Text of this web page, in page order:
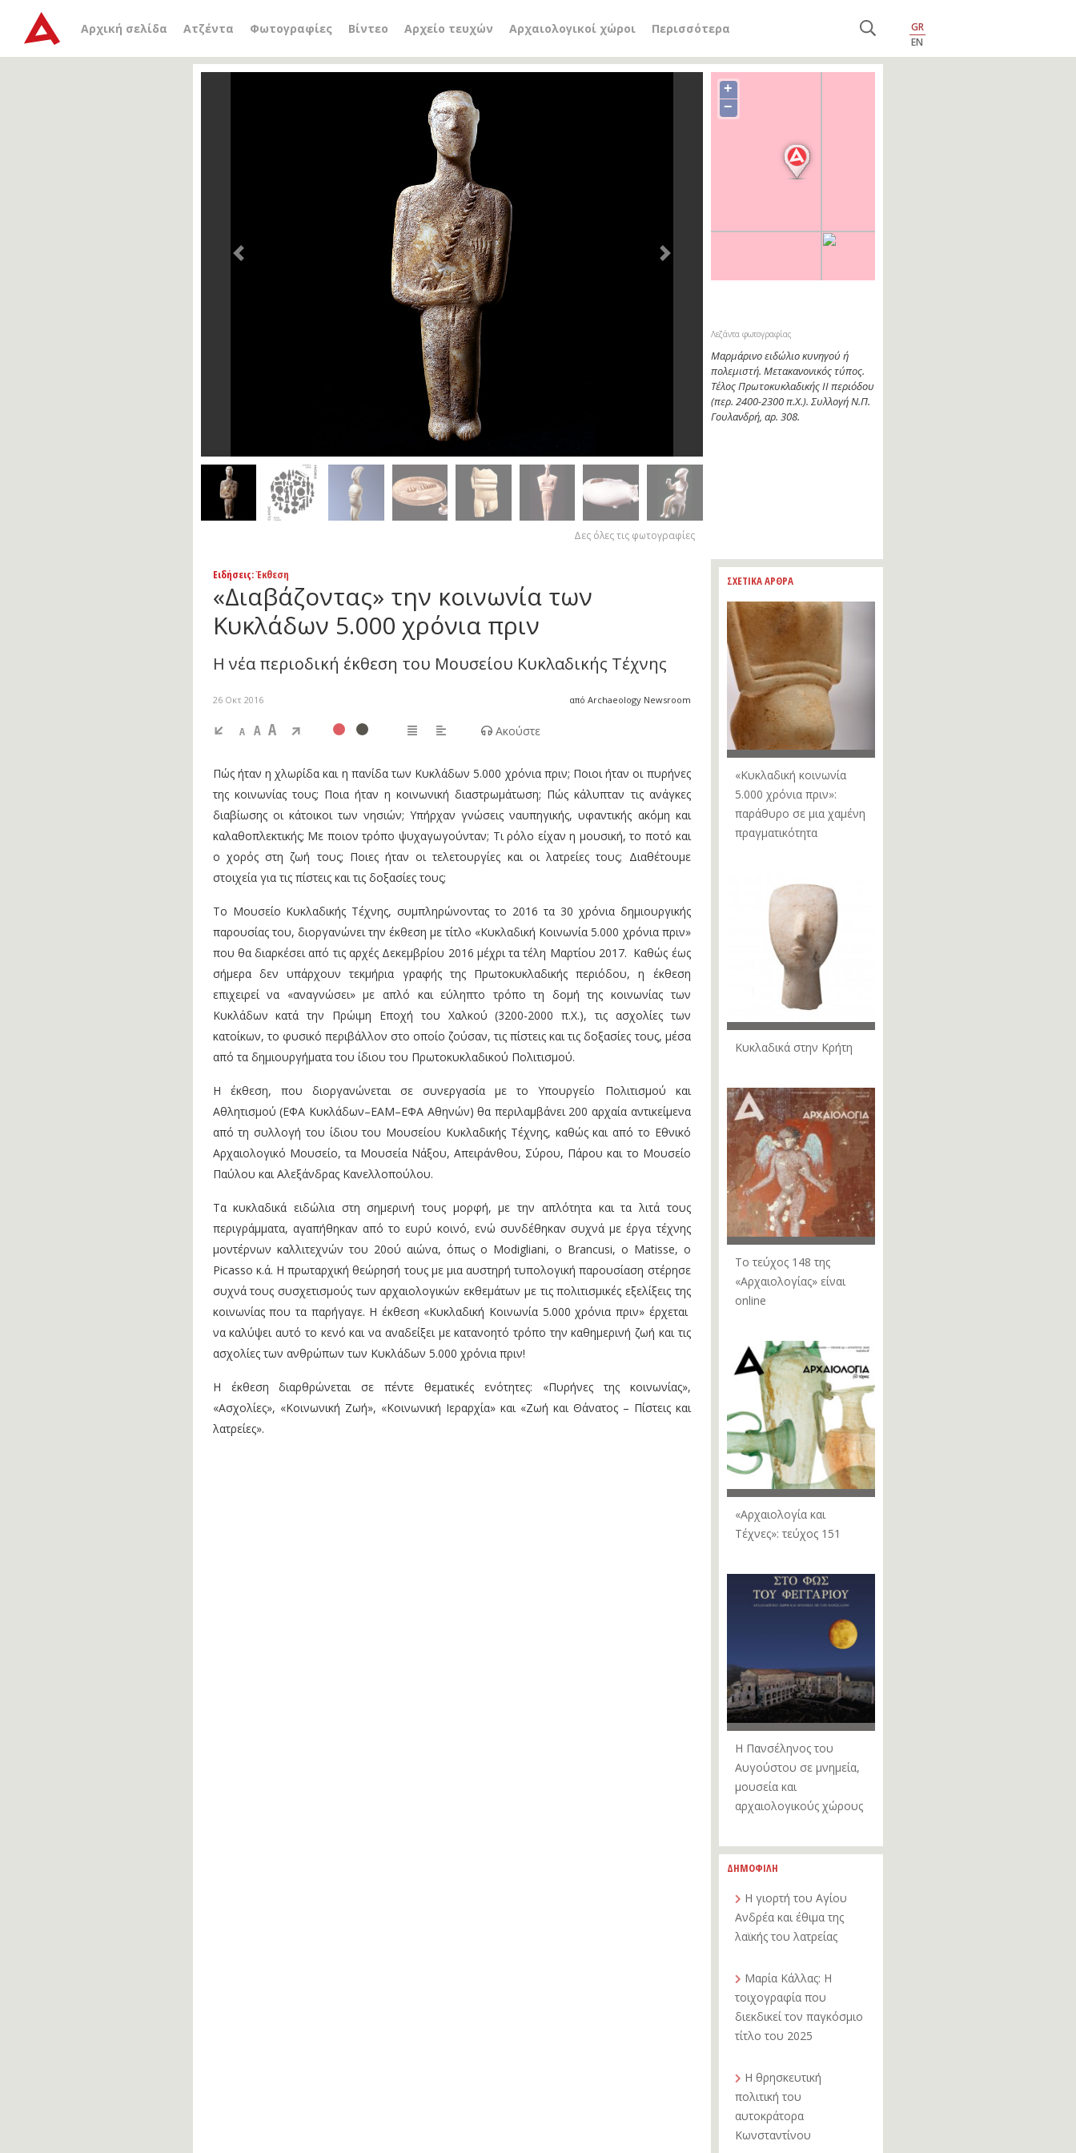
Αρχική σελίδα Ατζέντα Φωτογραφίες Βίντεο Αρχείο τευχών Αρχαιολογικοί χώροι Περισσότερα
GR
EN
Previous Next
Δες όλες τις φωτογραφίες
+
−
Λεζάντα φωτογραφίας
Μαρμάρινο ειδώλιο κυνηγού ή
πολεμιστή. Μετακανονικός τύπος.
Τέλος Πρωτοκυκλαδικής ΙΙ περιόδου
(περ. 2400-2300 π.Χ.). Συλλογή Ν.Π.
Γουλανδρή, αρ. 308.
Ειδήσεις: Έκθεση
«Διαβάζοντας» την κοινωνία των
Κυκλάδων 5.000 χρόνια πριν
Η νέα περιοδική έκθεση του Μουσείου Κυκλαδικής Τέχνης
26 Οκτ 2016 από Archaeology Newsroom
A A A Ακούστε
Πώς ήταν η χλωρίδα και η πανίδα των Κυκλάδων 5.000 χρόνια πριν; Ποιοι ήταν οι πυρήνες
της κοινωνίας τους; Ποια ήταν η κοινωνική διαστρωμάτωση; Πώς κάλυπταν τις ανάγκες
διαβίωσης οι κάτοικοι των νησιών; Yπήρχαν γνώσεις ναυπηγικής, υφαντικής ακόμη και
καλαθοπλεκτικής; Με ποιον τρόπο ψυχαγωγούνταν; Tι ρόλο είχαν η μουσική, το ποτό και
ο χορός στη ζωή τους; Ποιες ήταν οι τελετουργίες και οι λατρείες τους; Διαθέτουμε
στοιχεία για τις πίστεις και τις δοξασίες τους;
Το Μουσείο Κυκλαδικής Τέχνης, συμπληρώνοντας το 2016 τα 30 χρόνια δημιουργικής
παρουσίας του, διοργανώνει την έκθεση με τίτλο «Κυκλαδική Κοινωνία 5.000 χρόνια πριν»
που θα διαρκέσει από τις αρχές Δεκεμβρίου 2016 μέχρι τα τέλη Μαρτίου 2017. Καθώς έως
σήμερα δεν υπάρχουν τεκμήρια γραφής της Πρωτοκυκλαδικής περιόδου, η έκθεση
επιχειρεί να «αναγνώσει» με απλό και εύληπτο τρόπο τη δομή της κοινωνίας των
Κυκλάδων κατά την Πρώιμη Εποχή του Χαλκού (3200-2000 π.Χ.), τις ασχολίες των
κατοίκων, το φυσικό περιβάλλον στο οποίο ζούσαν, τις πίστεις και τις δοξασίες τους, μέσα
από τα δημιουργήματα του ίδιου του Πρωτοκυκλαδικού Πολιτισμού.
Η έκθεση, που διοργανώνεται σε συνεργασία με το Υπουργείο Πολιτισμού και
Αθλητισμού (ΕΦΑ Κυκλάδων–ΕΑΜ–ΕΦΑ Αθηνών) θα περιλαμβάνει 200 αρχαία αντικείμενα
από τη συλλογή του ίδιου του Μουσείου Κυκλαδικής Τέχνης, καθώς και από το Εθνικό
Αρχαιολογικό Μουσείο, τα Μουσεία Νάξου, Απειράνθου, Σύρου, Πάρου και το Μουσείο
Παύλου και Αλεξάνδρας Κανελλοπούλου.
Τα κυκλαδικά ειδώλια στη σημερινή τους μορφή, με την απλότητα και τα λιτά τους
περιγράμματα, αγαπήθηκαν από το ευρύ κοινό, ενώ συνδέθηκαν συχνά με έργα τέχνης
μοντέρνων καλλιτεχνών του 20ού αιώνα, όπως ο Modigliani, ο Brancusi, ο Matisse, ο
Picasso κ.ά. Η πρωταρχική θεώρησή τους με μια αυστηρή τυπολογική παρουσίαση στέρησε
συχνά τους συσχετισμούς των αρχαιολογικών εκθεμάτων με τις πολιτισμικές εξελίξεις της
κοινωνίας που τα παρήγαγε. Η έκθεση «Κυκλαδική Κοινωνία 5.000 χρόνια πριν» έρχεται
να καλύψει αυτό το κενό και να αναδείξει με κατανοητό τρόπο την καθημερινή ζωή και τις
ασχολίες των ανθρώπων των Κυκλάδων 5.000 χρόνια πριν!
Η έκθεση διαρθρώνεται σε πέντε θεματικές ενότητες: «Πυρήνες της κοινωνίας»,
«Ασχολίες», «Κοινωνική Ζωή», «Κοινωνική Ιεραρχία» και «Ζωή και Θάνατος – Πίστεις και
λατρείες».
ΣΧΕΤΙΚΑ ΑΡΘΡΑ
«Κυκλαδική κοινωνία
5.000 χρόνια πριν»:
παράθυρο σε μια χαμένη
πραγματικότητα
Κυκλαδικά στην Κρήτη
Το τεύχος 148 της
«Αρχαιολογίας» είναι
online
«Αρχαιολογία και
Τέχνες»: τεύχος 151
Η Πανσέληνος του
Αυγούστου σε μνημεία,
μουσεία και
αρχαιολογικούς χώρους
ΔΗΜΟΦΙΛΗ
Η γιορτή του Αγίου
Ανδρέα και έθιμα της
λαϊκής του λατρείας
Μαρία Κάλλας: Η
τοιχογραφία που
διεκδικεί τον παγκόσμιο
τίτλο του 2025
Η θρησκευτική
πολιτική του
αυτοκράτορα
Κωνσταντίνου